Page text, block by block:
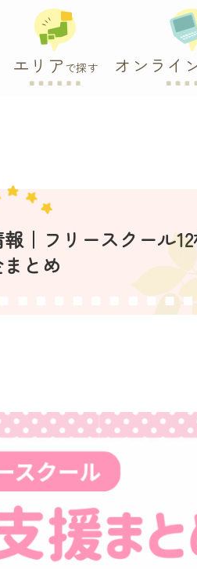
エリア で探す オンライ
｜フリースクール
とめ